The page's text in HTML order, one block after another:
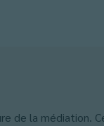
de la médiation.